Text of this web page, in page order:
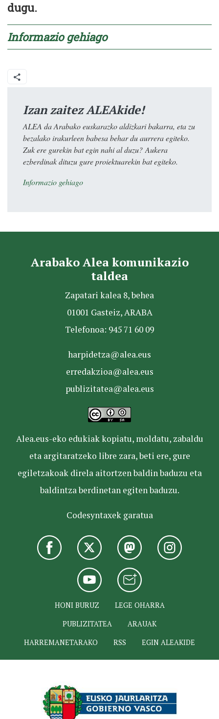
dugu.
Informazio gehiago
Izan zaitez ALEAkide!
ALEA da Arabako euskarazko aldizkari bakarra, eta zu
bezalako irakurleen babesa behar du aurrera egiteko.
Zuk ere gurekin bat egin nahi al duzu? Aukera
ezberdinak dituzu gure proiektuarekin bat egiteko.
Informazio gehiago
Arabako Alea komunikazio
taldea
Zapatari kalea 8, behea
01001 Gasteiz, ARABA
Telefonoa: 945 71 60 09
harpidetza@alea.eus
erredakzioa@alea.eus
publizitatea@alea.eus
Alea.eus-eko edukiak kopiatu, moldatu, zabaldu
eta argitaratzeko libre zara, beti ere, gure
egiletzakoak direla aitortzen baldin baduzu eta
baldintza berdinetan egiten baduzu.
Codesyntaxek garatua
HONI BURUZ
LEGE OHARRA
PUBLIZITATEA
ARAUAK
HARREMANETARAKO
RSS EGIN ALEAKIDE